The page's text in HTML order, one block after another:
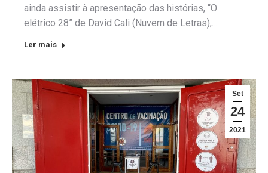
ainda assistir à apresentação das histórias, “O
elétrico 28” de David Cali (Nuvem de Letras),…
Ler mais
Set
24
2021